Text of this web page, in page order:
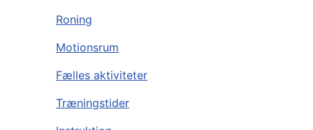
Roning
Motionsrum
Fælles aktiviteter
Træningstider